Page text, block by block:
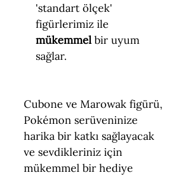
'standart ölçek'
figürlerimiz ile
mükemmel bir uyum
sağlar.
Cubone ve Marowak figürü,
Pokémon serüveninize
harika bir katkı sağlayacak
ve sevdikleriniz için
mükemmel bir hediye